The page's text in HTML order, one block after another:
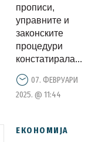
во
за
економија
и труд
прописи,
управните и
законските
процедури
констатирала...
07. ФЕВРУАРИ
2025. @ 11:44
ЕКОНОМИЈА